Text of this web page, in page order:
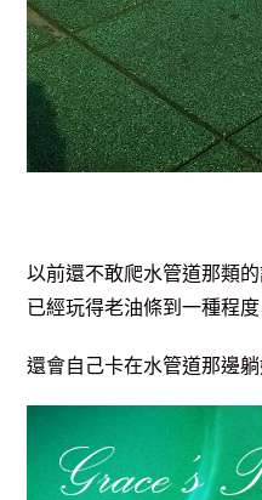
以前還不敢爬水管道那類
已經玩得老油條到一種程度
還會自己卡在水管道那邊